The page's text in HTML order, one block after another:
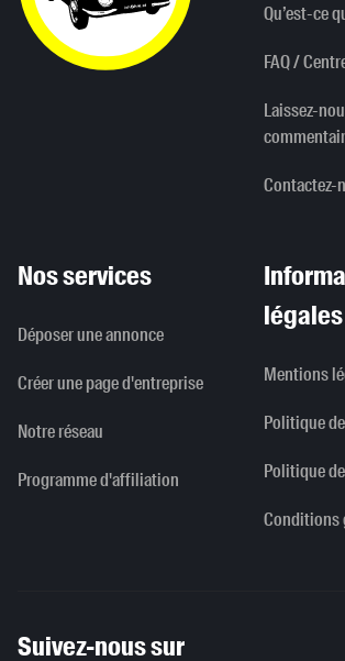
Qu’est-ce
FAQ /
Laissez-
Contactez-
Nos services
Déposer une annonce
Créer une page d'entreprise
Notre réseau
Programme d'affiliation
légales
Mentions
Politique
Politique
Conditions
Suivez-nous sur